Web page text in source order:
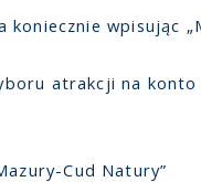
wpisując
atrakcji na
Cud Natury”